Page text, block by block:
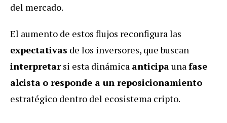
del mercado.
El aumento de estos flujos reconfigura las
expectativas de los inversores, que buscan
interpretarsi esta dinámica anticipaunafase
alcista o responde a un reposicionamiento
estratégico dentro del ecosistema cripto.